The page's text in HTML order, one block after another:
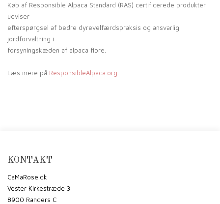
Køb af Responsible Alpaca Standard (RAS) certificerede produkter
udviser
efterspørgsel af bedre dyrevelfærdspraksis og ansvarlig
jordforvaltning i
forsyningskæden af alpaca fibre.
Læs mere på ResponsibleAlpaca.org
KONTAKT
CaMaRose.dk
Vester Kirkestræde 3
8900 Randers C